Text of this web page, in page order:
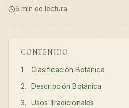
5 min de lectura
CONTENIDO
Clasificación Botánica
Descripción Botánica
Usos Tradicionales